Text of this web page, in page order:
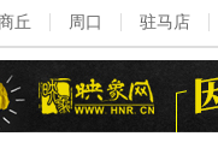
丘 周口 驻马店